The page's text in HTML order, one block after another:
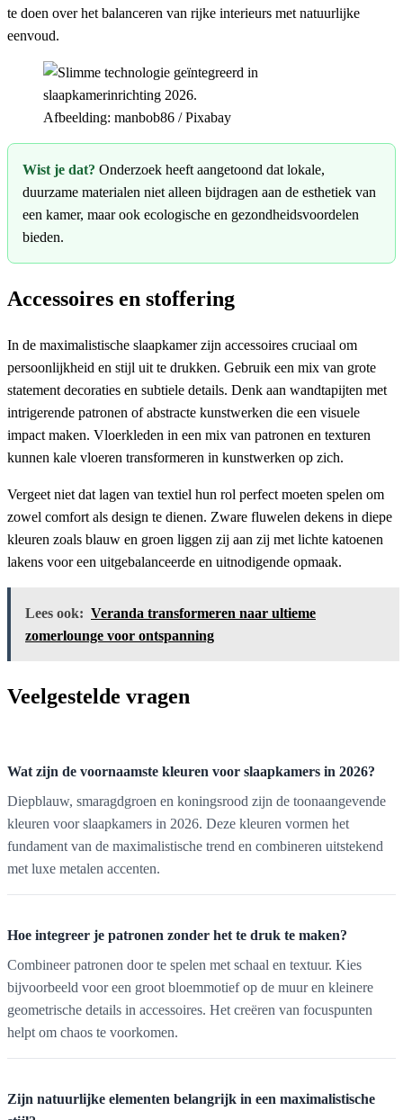
te doen over het balanceren van rijke interieurs met natuurlijke
eenvoud.
Afbeelding: manbob86 / Pixabay
Wist je dat? Onderzoek heeft aangetoond dat lokale,
duurzame materialen niet alleen bijdragen aan de esthetiek van
een kamer, maar ook ecologische en gezondheidsvoordelen
bieden.
Accessoires en stoffering
In de maximalistische slaapkamer zijn accessoires cruciaal om
persoonlijkheid en stijl uit te drukken. Gebruik een mix van grote
statement decoraties en subtiele details. Denk aan wandtapijten met
intrigerende patronen of abstracte kunstwerken die een visuele
impact maken. Vloerkleden in een mix van patronen en texturen
kunnen kale vloeren transformeren in kunstwerken op zich.
Vergeet niet dat lagen van textiel hun rol perfect moeten spelen om
zowel comfort als design te dienen. Zware fluwelen dekens in diepe
kleuren zoals blauw en groen liggen zij aan zij met lichte katoenen
lakens voor een uitgebalanceerde en uitnodigende opmaak.
Lees ook: Veranda transformeren naar ultieme
zomerlounge voor ontspanning
Veelgestelde vragen
Wat zijn de voornaamste kleuren voor slaapkamers in 2026?
Diepblauw, smaragdgroen en koningsrood zijn de toonaangevende
kleuren voor slaapkamers in 2026. Deze kleuren vormen het
fundament van de maximalistische trend en combineren uitstekend
met luxe metalen accenten.
Hoe integreer je patronen zonder het te druk te maken?
Combineer patronen door te spelen met schaal en textuur. Kies
bijvoorbeeld voor een groot bloemmotief op de muur en kleinere
geometrische details in accessoires. Het creëren van focuspunten
helpt om chaos te voorkomen.
Zijn natuurlijke elementen belangrijk in een maximalistische